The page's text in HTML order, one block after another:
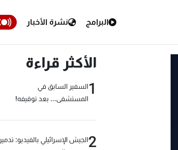
البرامج نشرة الأخبار
الأكثر قراءة
1السفير السابق في
المستشفى... بعد توقيفه!
2الجيش الإسرائيلي بالفيديو: تدمير